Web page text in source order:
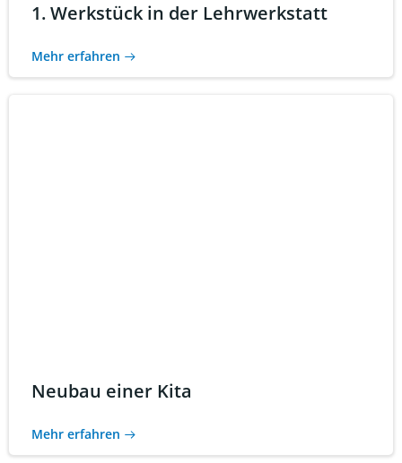
1. Werkstück in der Lehrwerkstatt
Mehr erfahren
Neubau einer Kita
Mehr erfahren